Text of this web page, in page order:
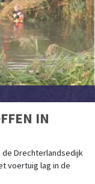
IN
de Drechterlandsedijk
voertuig lag in de